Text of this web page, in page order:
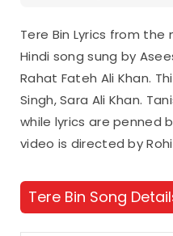
Tere Bin Lyrics from the
Hindi song sung by
Rahat Fateh Ali Khan.
Singh, Sara Ali Khan.
while lyrics are penned
video is directed by
Tere Bin Song